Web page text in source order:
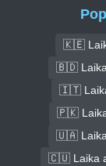
🇰🇪
🇧🇩 Laika
🇮🇹
🇵🇰
🇺🇦 Laika
🇨🇺 Laika